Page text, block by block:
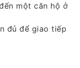
một căn hộ ở
đủ để giao tiếp